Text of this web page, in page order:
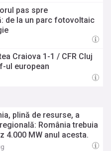
pas spre
de la un parc fotovoltaic
Craiova 1-1 / CFR Cluj
ul european
plină de resurse, a
România trebuia
4.000 MW anul acesta.
iar acum guvernul a